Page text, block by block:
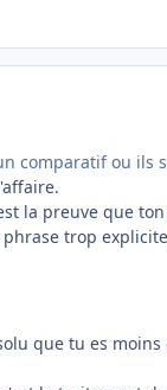
comparatif ou ils
la preuve que
trop
que tu es